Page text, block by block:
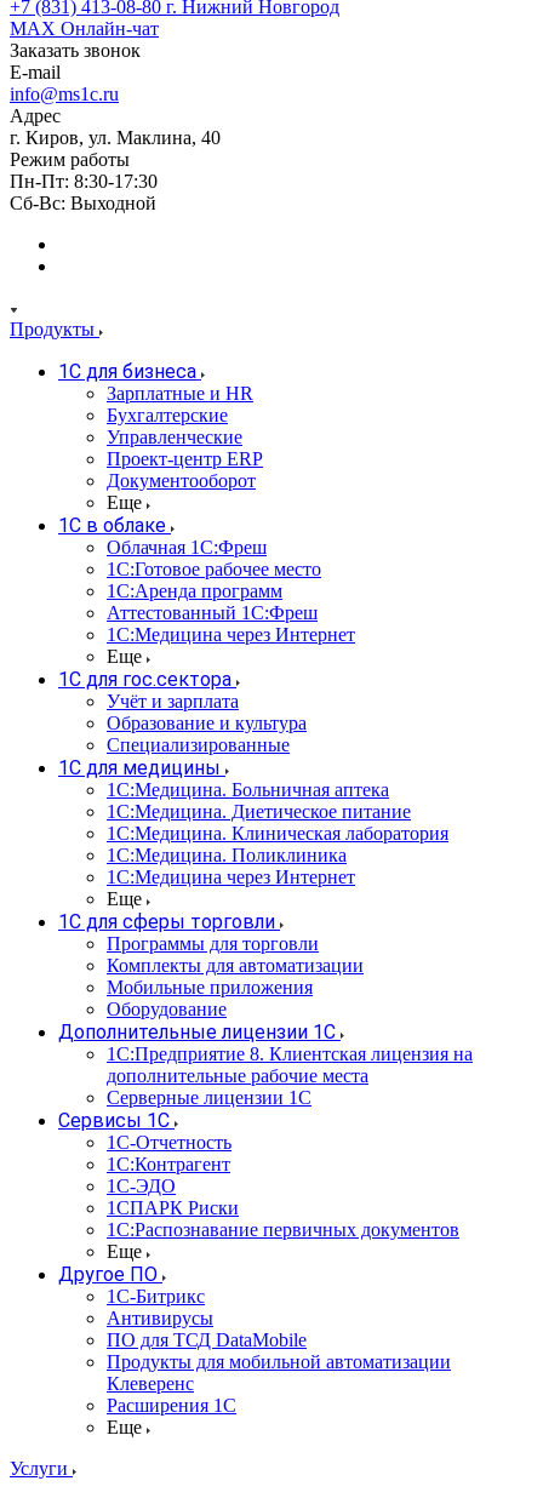
+7 (831) 413-08-80 г. Нижний Новгород
MAX Онлайн-чат
Заказать звонок
E-mail
info@ms1c.ru
Адрес
г. Киров, ул. Маклина, 40
Режим работы
Пн-Пт: 8:30-17:30
Cб-Вс: Выходной
Продукты
1С для бизнеса
Зарплатные и HR
Бухгалтерские
Управленческие
Проект-центр ERP
Документооборот
Еще
1C в облаке
Облачная 1С:Фреш
1С:Готовое рабочее место
1C:Аренда программ
Аттестованный 1С:Фреш
1С:Медицина через Интернет
Еще
1С для гос.сектора
Учёт и зарплата
Образование и культура
Специализированные
1С для медицины
1С:Медицина. Больничная аптека
1С:Медицина. Диетическое питание
1С:Медицина. Клиническая лаборатория
1С:Медицина. Поликлиника
1С:Медицина через Интернет
Еще
1С для сферы торговли
Программы для торговли
Комплекты для автоматизации
Мобильные приложения
Оборудование
Дополнительные лицензии 1С
1С:Предприятие 8. Клиентская лицензия на
дополнительные рабочие места
Серверные лицензии 1С
Сервисы 1С
1С-Отчетность
1С:Контрагент
1С-ЭДО
1СПАРК Риски
1С:Распознавание первичных документов
Еще
Другое ПО
1С-Битрикс
Антивирусы
ПО для ТСД DataMobile
Продукты для мобильной автоматизации
Клеверенс
Расширения 1С
Еще
Услуги